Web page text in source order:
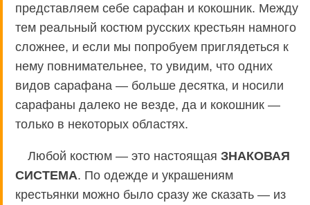
представляем себе сарафан и кокошник. Между
тем реальный костюм русских крестьян намного
сложнее, и если мы попробуем приглядеться к
нему повнимательнее, то увидим, что одних
видов сарафана — больше десятка, и носили
сарафаны далеко не везде, да и кокошник —
только в некоторых областях.
Любой костюм — это настоящая ЗНАКОВАЯ
СИСТЕМА. По одежде и украшениям
крестьянки можно было сразу же сказать — из